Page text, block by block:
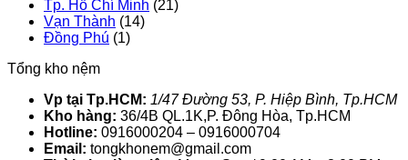
Tp. Hồ Chí Minh (21)
Vạn Thành (14)
Đồng Phú (1)
Tổng kho nệm
Vp tại Tp.HCM: 1/47 Đường 53, P. Hiệp Bình, Tp.HCM
Kho hàng: 36/4B QL.1K,P. Đông Hòa, Tp.HCM
Hotline: 0916000204 – 0916000704
Email: tongkhonem@gmail.com